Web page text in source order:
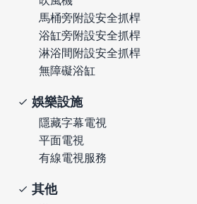
馬桶旁附設安全抓桿
浴缸旁附設安全抓桿
淋浴間附設安全抓桿
無障礙浴缸
娛樂設施
隱藏字幕電視
平面電視
有線電視服務
其他